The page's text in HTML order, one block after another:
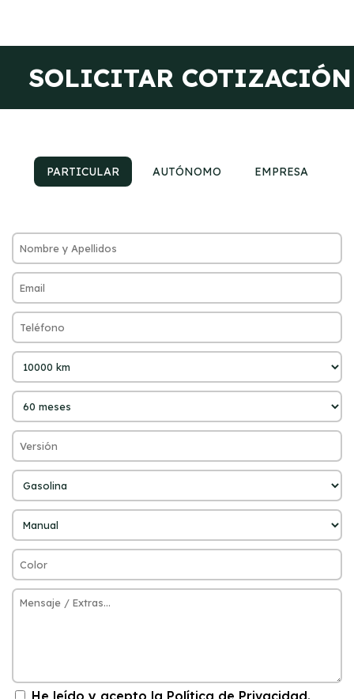
SOLICITAR COTIZACIÓN
PARTICULAR AUTÓNOMO EMPRESA
He leído y acepto la Política de Privacidad.